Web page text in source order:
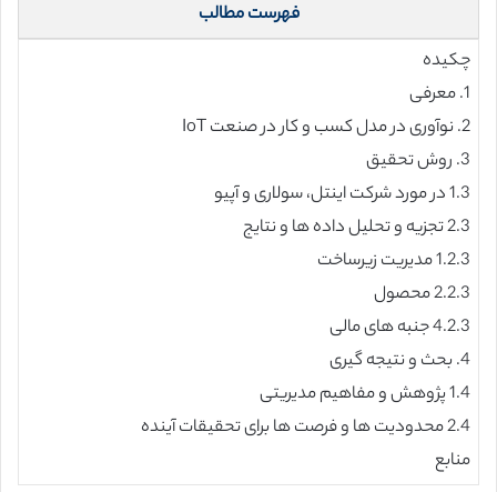
فهرست مطالب
چکیده
1. معرفی
2. نوآوری در مدل کسب و کار در صنعت IoT
3. روش تحقیق
1.3 در مورد شرکت اینتل، سولاری و آپیو
2.3 تجزیه و تحلیل داده ها و نتایج
1.2.3 مدیریت زیرساخت
2.2.3 محصول
4.2.3 جنبه های مالی
4. بحث و نتیجه گیری
1.4 پژوهش و مفاهیم مدیریتی
2.4 محدودیت ها و فرصت ها برای تحقیقات آینده
منابع